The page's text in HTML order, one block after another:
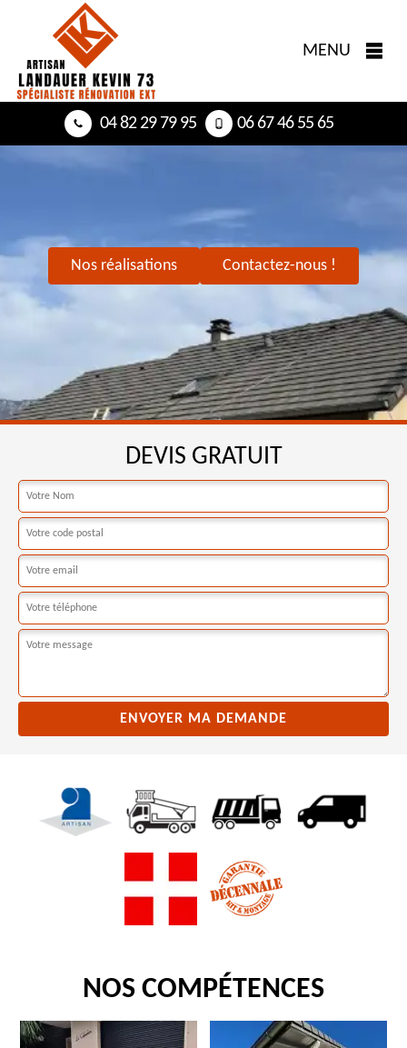
MENU
04 82 29 79 95 06 67 46 55 65
Nos réalisations Contactez-nous !
DEVIS GRATUIT
NOS COMPÉTENCES